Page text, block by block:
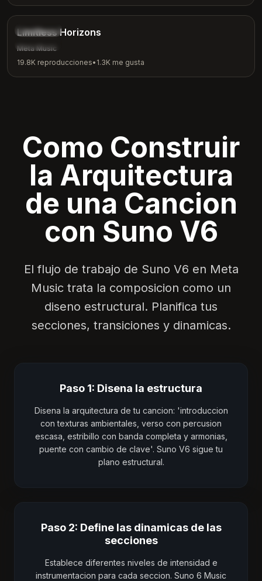
Inspirador
Motivación
Limitless Horizons
Meta Music
19.8K reproducciones• 1.3K me gusta
Como Construir
la Arquitectura
de una Cancion
con Suno V6
El flujo de trabajo de Suno V6 en Meta
Music trata la composicion como un
diseno estructural. Planifica tus
secciones, transiciones y dinamicas.
Paso 1: Disena la estructura
Disena la arquitectura de tu cancion: 'introduccion
con texturas ambientales, verso con percusion
escasa, estribillo con banda completa y armonias,
puente con cambio de clave'. Suno V6 sigue tu
plano estructural.
Paso 2: Define las dinamicas de las
secciones
Establece diferentes niveles de intensidad e
instrumentacion para cada seccion. Suno 6 Music